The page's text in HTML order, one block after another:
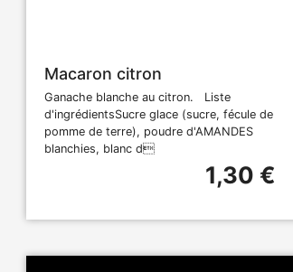
Macaron citron
Ganache blanche au citron. Liste
d'ingrédientsSucre glace (sucre, fécule de
pomme de terre), poudre d'AMANDES
blanchies, blanc d
1,30 €